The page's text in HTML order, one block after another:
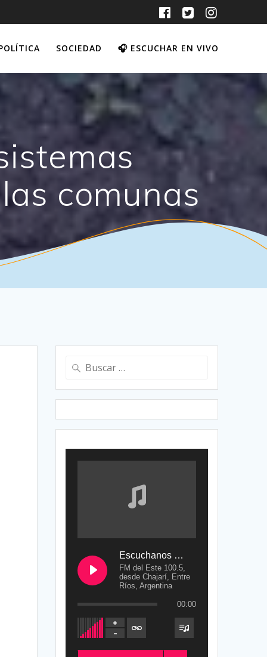
SOCIEDAD 🎧 ESCUCHAR EN VIVO
comunas
Buscar:
Escuchanos en Vivo
FM del Este 100.5,
desde Chajarí, Entre
Ríos, Argentina
00:00